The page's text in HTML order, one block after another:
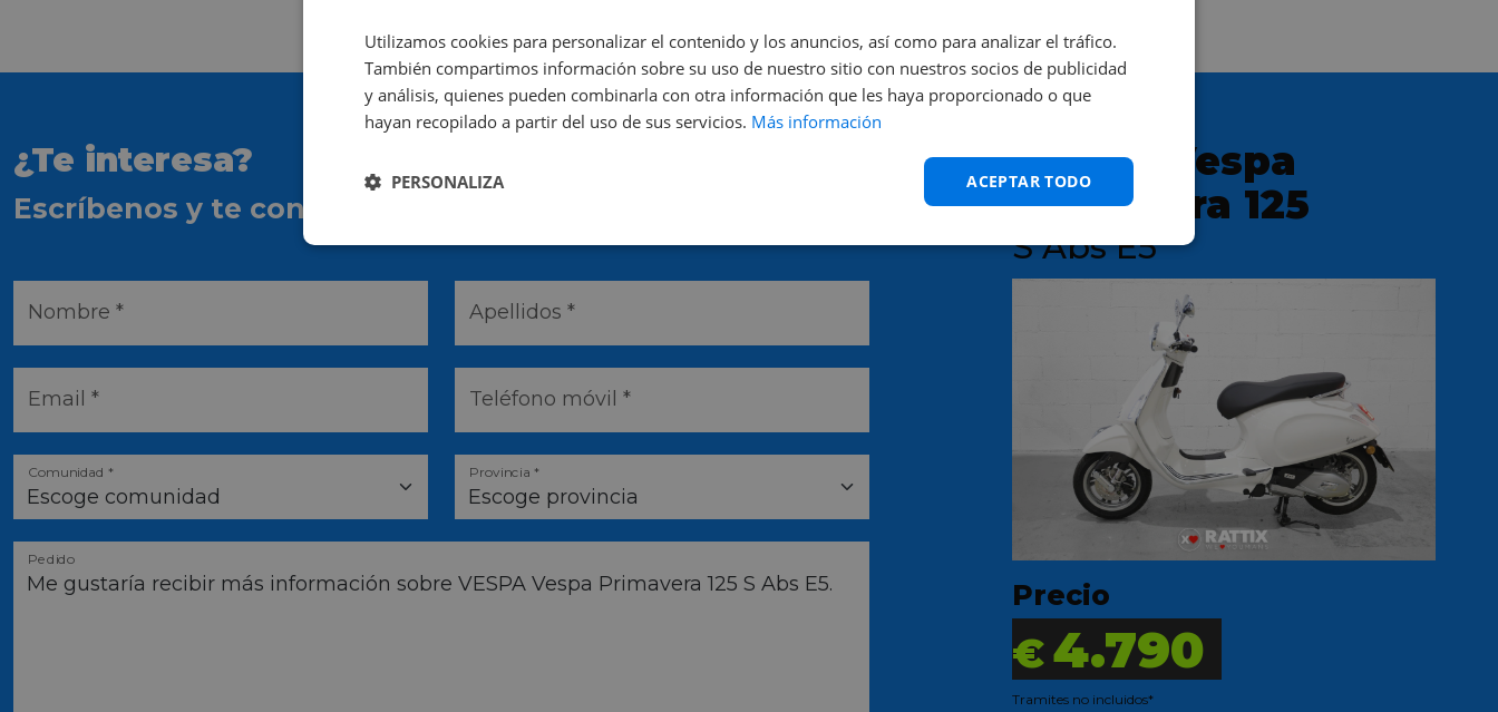
¿Te interesa?
Escríbenos y te contactaremos lo antes posible
Nombre * Apellidos *
Email * Teléfono móvil *
Comunidad * Provincia *
Pedido
VESPA Vespa
Primavera 125
S Abs E5
Precio
€4.790
Tramites no incluidos*
Utilizamos cookies para personalizar el contenido y los anuncios, así como para analizar el tráfico.
También compartimos información sobre su uso de nuestro sitio con nuestros socios de publicidad
y análisis, quienes pueden combinarla con otra información que les haya proporcionado o que
hayan recopilado a partir del uso de sus servicios. Más información
ACEPTAR TODO
PERSONALIZA